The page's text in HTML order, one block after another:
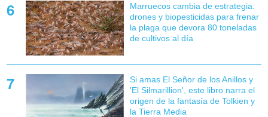
Marruecos cambia de estrategia:
drones y biopesticidas para frenar
la plaga que devora 80 toneladas
de cultivos al día
Si amas El Señor de los Anillos y
'El Silmarillion', este libro narra el
origen de la fantasía de Tolkien y
la Tierra Media